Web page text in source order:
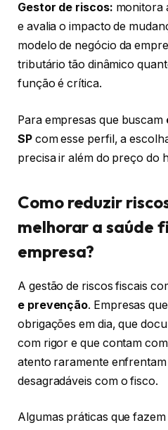
Gestor de riscos: monitora
e avalia o impacto de
modelo de negócio da
tributário tão dinâmico
função é crítica.
Para empresas que buscam
SPcom esse perfil, a
precisa ir além do preço do
Como reduzir
melhorar a saúde
empresa?
A gestão de riscos fiscais
e prevenção. Empresas
obrigações em dia, que
com rigor e que contam
atento raramente
desagradáveis com o fisco.
Algumas práticas que